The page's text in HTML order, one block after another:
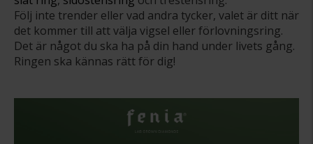
Följ inte trender eller vad andra tycker, valet är ditt när
det kommer till att välja vigsel eller förlovningsring.
Det är något du ska ha på din hand under livets gång.
Ringen ska kännas rätt för dig!